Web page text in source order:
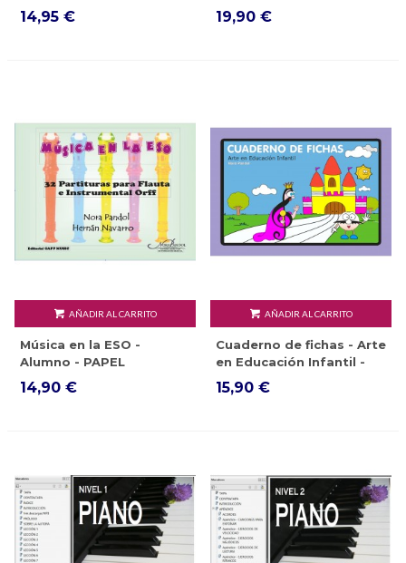
EBOOK
14,95 € 19,90 €
AÑADIR AL CARRITO
Música en la ESO -
Alumno - PAPEL
14,90 €
AÑADIR AL CARRITO
Cuaderno de fichas - Arte
en Educación Infantil -
PAPEL
15,90 €